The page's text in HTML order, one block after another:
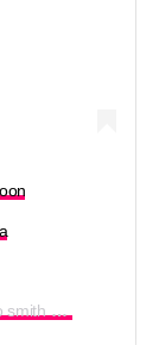
操 👁⭐️👒